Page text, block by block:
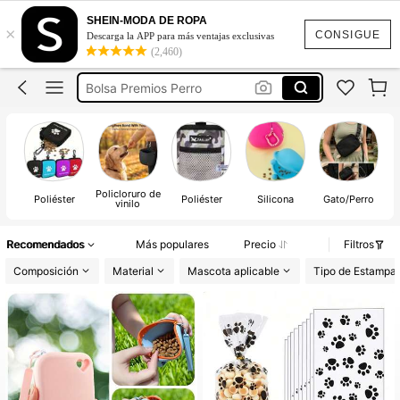
CONSIGUE
×
SHEIN-MODA DE ROPA
Descarga la APP para más ventajas exclusivas
(2,460)
Perros
Mascotas
Bolsa Premios Perro
Accesorios Para Perros
Poliéster Policloruro de
vinilo Poliéster Silicona Gato/Perro
Recomendados Más populares Precio
Filtros
Composición
Material Mascota aplicable Tipo de